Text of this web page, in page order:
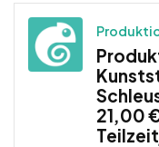
21,00